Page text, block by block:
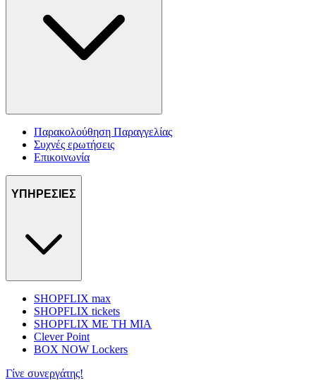
Παρακολούθηση Παραγγελίας
Συχνές ερωτήσεις
Επικοινωνία
ΥΠΗΡΕΣΙΕΣ
SHOPFLIX max
SHOPFLIX tickets
SHOPFLIX ΜΕ ΤΗ ΜΙΑ
Clever Point
BOX NOW Lockers
Γίνε συνεργάτης!